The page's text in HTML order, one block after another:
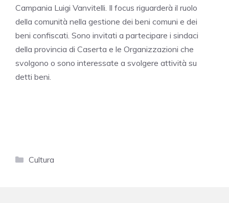
Campania Luigi Vanvitelli. Il focus riguarderà il ruolo
della comunità nella gestione dei beni comuni e dei
beni confiscati. Sono invitati a partecipare i sindaci
della provincia di Caserta e le Organizzazioni che
svolgono o sono interessate a svolgere attività su
detti beni.
Categorie
Cultura